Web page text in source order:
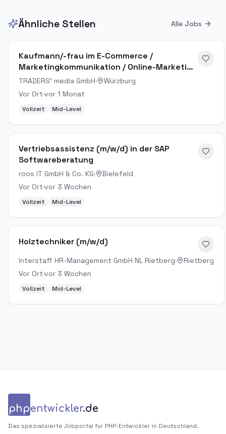
Ähnliche Stellen Alle Jobs
Kaufmann/-frau im E-Commerce /
Marketingkommunikation / Online-Marketing
Manager (m/w/d)
TRADERS' media GmbH·
Würzburg
Vor Ort·vor 1 Monat
Vollzeit Mid-Level
Vertriebsassistenz (m/w/d) in der SAP
Softwareberatung
roos IT GmbH & Co. KG·
Bielefeld
Vor Ort·vor 3 Wochen
Vollzeit Mid-Level
Holztechniker (m/w/d)
Interstaff HR-Management GmbH NL Rietberg·
Rietberg
Vor Ort·vor 3 Wochen
Vollzeit Mid-Level
phpentwickler.de
Das spezialisierte Jobportal für PHP-Entwickler in Deutschland.